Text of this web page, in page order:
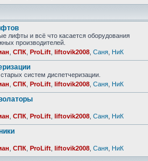
лифты и всё что касается оборудования
производителей.
СПК ProLift liftovik2008 Саня НиК
систем диспетчеризации.
СПК ProLift liftovik2008 Саня НиК
СПК ProLift liftovik2008 Саня НиК
СПК ProLift liftovik2008 Саня НиК